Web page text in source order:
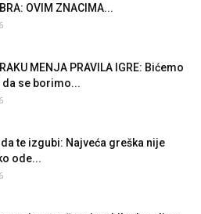
OVIM ZNACIMA...
MENJA PRAVILA IGRE: Bićemo
se borimo...
te izgubi: Najveća greška nije
ode...